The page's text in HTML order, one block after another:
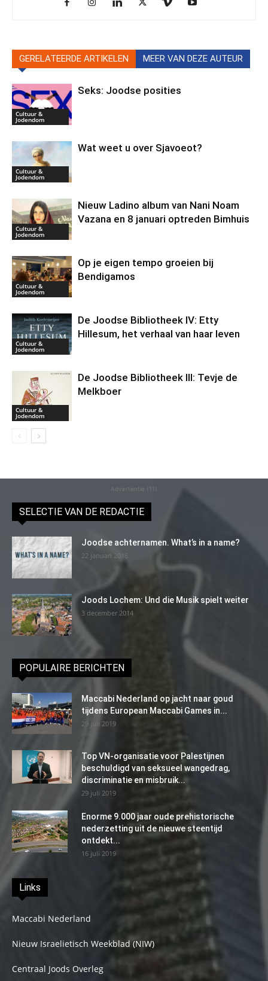
GERELATEERDE ARTIKELEN MEER VAN DEZE AUTEUR
Cultuur &
Jodendom
Seks: Joodse posities
Cultuur &
Jodendom
Wat weet u over Sjavoeot?
Cultuur &
Jodendom
Nieuw Ladino album van Nani Noam
Vazana en 8 januari optreden Bimhuis
Cultuur &
Jodendom
Op je eigen tempo groeien bij
Bendigamos
Cultuur &
Jodendom
De Joodse Bibliotheek IV: Etty
Hillesum, het verhaal van haar leven
Cultuur &
Jodendom
De Joodse Bibliotheek III: Tevje de
Melkboer
Advertentie (11)
SELECTIE VAN DE REDACTIE
Joodse achternamen. What’s in a name?
22 januari 2016
Joods Lochem: Und die Musik spielt weiter
3 december 2014
POPULAIRE BERICHTEN
Maccabi Nederland op jacht naar goud
tijdens European Maccabi Games in...
29 juli 2019
Top VN-organisatie voor Palestijnen
beschuldigd van seksueel wangedrag,
discriminatie en misbruik...
29 juli 2019
Enorme 9.000 jaar oude prehistorische
nederzetting uit de nieuwe steentijd
ontdekt...
16 juli 2019
Links
Maccabi Nederland
Nieuw Israelietisch Weekblad (NIW)
Centraal Joods Overleg